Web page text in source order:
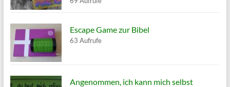
Escape Game zur Bibel
63 Aufrufe
Angenommen, ich kann mich selbst